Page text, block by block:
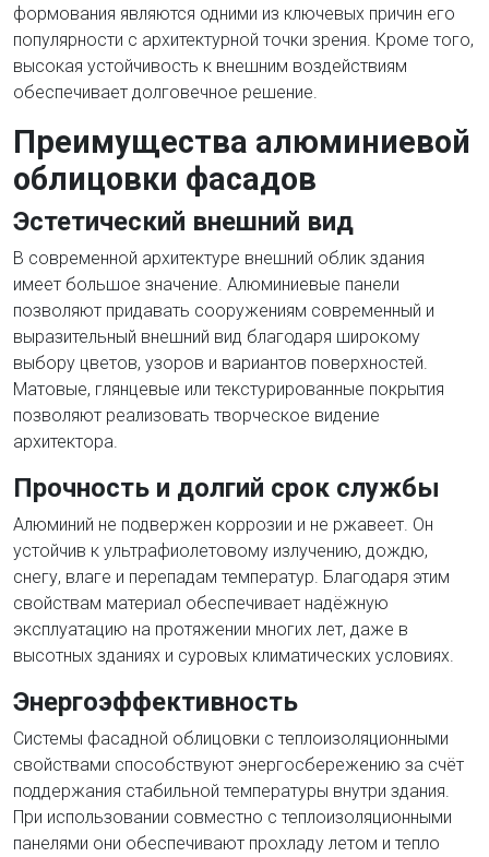
формования являются одними из ключевых причин его
популярности с архитектурной точки зрения. Кроме того,
высокая устойчивость к внешним воздействиям
обеспечивает долговечное решение.
Преимущества алюминиевой
облицовки фасадов
Эстетический внешний вид
В современной архитектуре внешний облик здания
имеет большое значение. Алюминиевые панели
позволяют придавать сооружениям современный и
выразительный внешний вид благодаря широкому
выбору цветов, узоров и вариантов поверхностей.
Матовые, глянцевые или текстурированные покрытия
позволяют реализовать творческое видение
архитектора.
Прочность и долгий срок службы
Алюминий не подвержен коррозии и не ржавеет. Он
устойчив к ультрафиолетовому излучению, дождю,
снегу, влаге и перепадам температур. Благодаря этим
свойствам материал обеспечивает надёжную
эксплуатацию на протяжении многих лет, даже в
высотных зданиях и суровых климатических условиях.
Энергоэффективность
Системы фасадной облицовки с теплоизоляционными
свойствами способствуют энергосбережению за счёт
поддержания стабильной температуры внутри здания.
При использовании совместно с теплоизоляционными
панелями они обеспечивают прохладу летом и тепло